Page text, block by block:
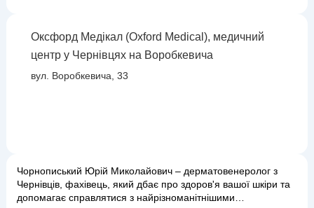
Оксфорд Медікал (Oxford Medical), медичний
центр у Чернівцях на Воробкевича
вул. Воробкевича, 33
Чорнописький Юрій Миколайович – дерматовенеролог з
Чернівців, фахівець, який дбає про здоров'я вашої шкіри та
допомагає справлятися з найрізноманітнішими